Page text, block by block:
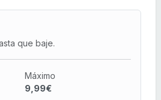
que baje.
Máximo
9,99€